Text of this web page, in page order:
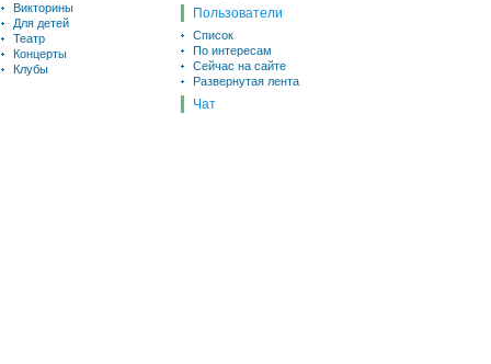
Викторины
Для детей
Театр
Концерты
Клубы
Пользователи
Список
По интересам
Сейчас на сайте
Развернутая лента
Чат